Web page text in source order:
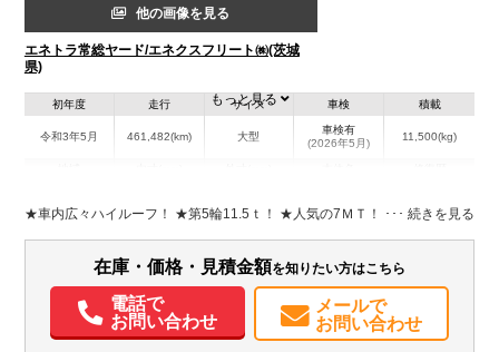
他の画像を見る
エネトラ常総ヤード/エネクスフリート㈱(茨城
県)
初年度
令和3年5月
走行
461,482(km)
サイズ
大型
車検
車検有
(2026年5月)
積載
11,500(kg)
茨城県
W:2,490
H:3,700
－
装備情報
エアコン パワステ パワーウィンドウ エアバッグ
アルミホイール
集中ドアロック
電動格納ミラー エアサスシート
もっと見る
★車内広々ハイルーフ！ ★第5輪11.5ｔ！ ★人気の7ＭＴ！
在庫・価格・見積金額を知りたい方はこちら
電話で
お問い合わせ
メールで
お問い合わせ